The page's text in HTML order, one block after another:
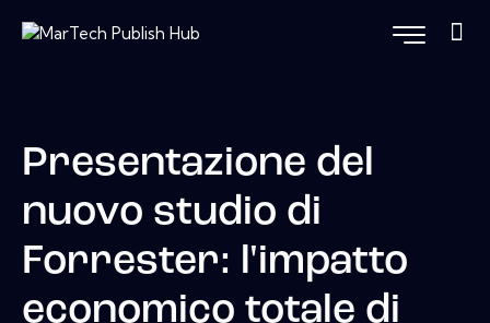
Presentazione del
nuovo studio di
Forrester: l'impatto
economico totale di